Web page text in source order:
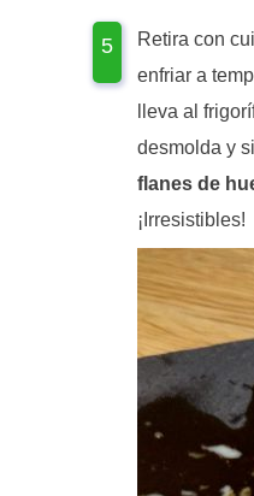
Retira con
enfriar a
lleva al
desmolda y
flanes de
¡Irresistibles!